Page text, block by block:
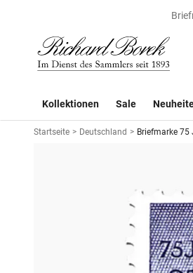
Kollektionen Sale
Startseite > Deutschland > Briefmarke 75